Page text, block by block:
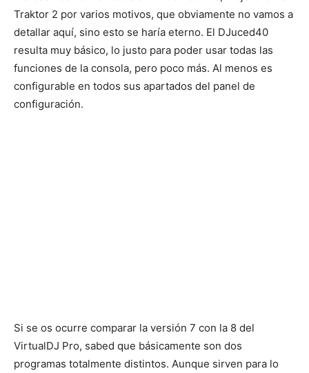
Traktor 2 por varios motivos, que obviamente no vamos a
detallar aquí, sino esto se haría eterno. El DJuced40
resulta muy básico, lo justo para poder usar todas las
funciones de la consola, pero poco más. Al menos es
configurable en todos sus apartados del panel de
configuración.
Si se os ocurre comparar la versión 7 con la 8 del
VirtualDJ Pro, sabed que básicamente son dos
programas totalmente distintos. Aunque sirven para lo